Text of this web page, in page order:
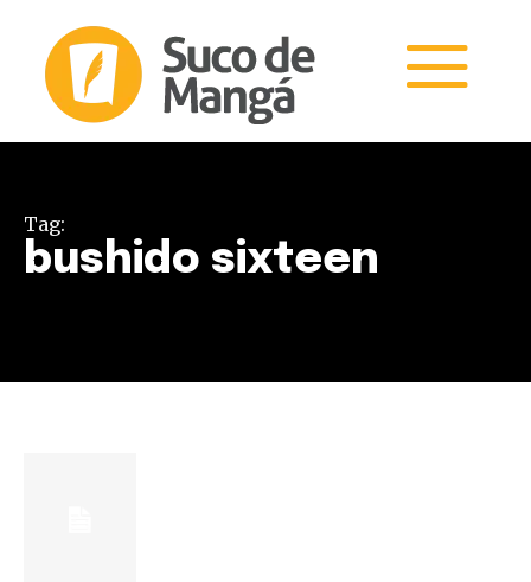
Tag:
bushido sixteen